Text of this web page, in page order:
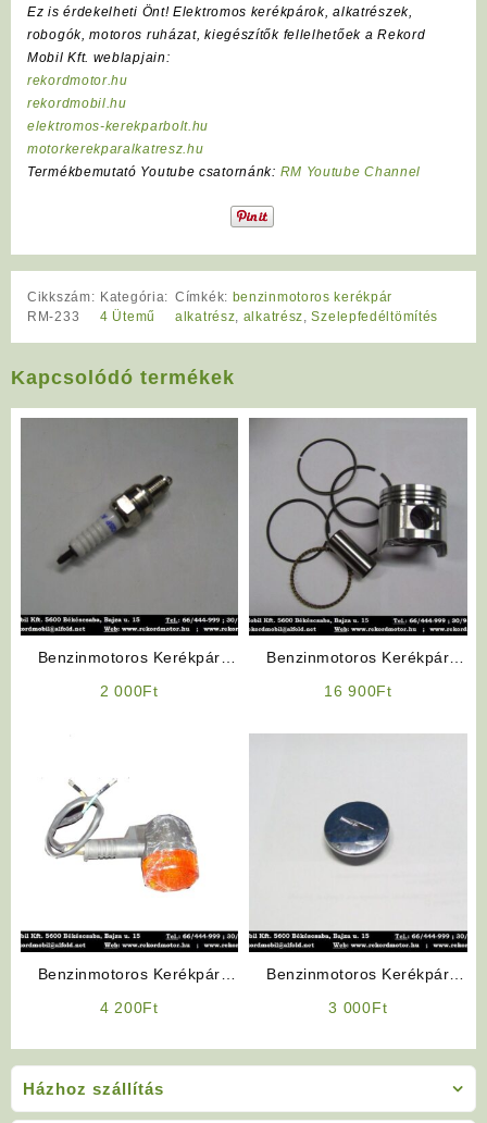
Házhoz szállítás
Ez is érdekelheti Önt! Elektromos kerékpárok, alkatrészek,
robogók, motoros ruházat, kiegészítők fellelhetőek a Rekord
Mobil Kft. weblapjain:
rekordmotor.hu
rekordmobil.hu
elektromos-kerekparbolt.hu
motorkerekparalkatresz.hu
Termékbemutató Youtube csatornánk: RM Youtube Channel
Cikkszám:
RM-233
Kategória:
4 Ütemű
Címkék: benzinmotoros kerékpár
alkatrész, alkatrész,Szelepfedéltömítés
Kapcsolódó termékek
Benzinmotoros Kerékpár
2 000Ft
Benzinmotoros Kerékpár
16 900Ft
Benzinmotoros Kerékpár
4 200Ft
Benzinmotoros Kerékpár
3 000Ft